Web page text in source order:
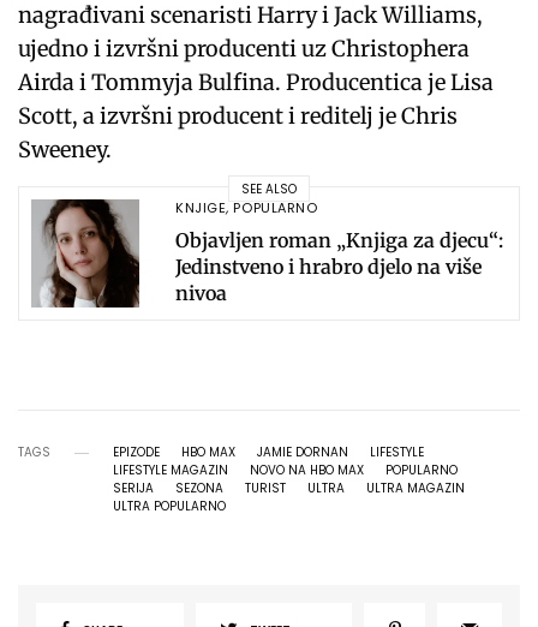
nagrađivani scenaristi Harry i Jack Williams,
ujedno i izvršni producenti uz Christophera
Airda i Tommyja Bulfina. Producentica je Lisa
Scott, a izvršni producent i reditelj je Chris
Sweeney.
SEE ALSO
KNJIGE,POPULARNO
Objavljen roman „Knjiga za djecu“:
Jedinstveno i hrabro djelo na više
nivoa
TAGS EPIZODE HBO MAX JAMIE DORNAN
LIFESTYLE
LIFESTYLE MAGAZIN
NOVO NA HBO MAX
POPULARNO
SERIJA
SEZONA TURIST ULTRA
ULTRA MAGAZIN
ULTRA POPULARNO